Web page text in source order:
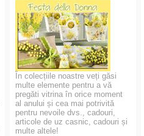
În colecțiile noastre veți găsi
multe elemente pentru a vă
pregăti vitrina în orice moment
al anului și cea mai potrivită
pentru nevoile dvs., cadouri,
articole de uz casnic, cadouri și
multe altele!